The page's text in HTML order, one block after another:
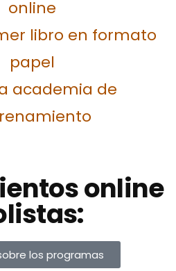
online
libro en formato
papel
academia de
online
los programas